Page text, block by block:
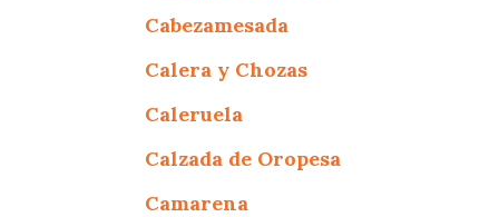
Cabezamesada
Calera y Chozas
Caleruela
Calzada de Oropesa
Camarena